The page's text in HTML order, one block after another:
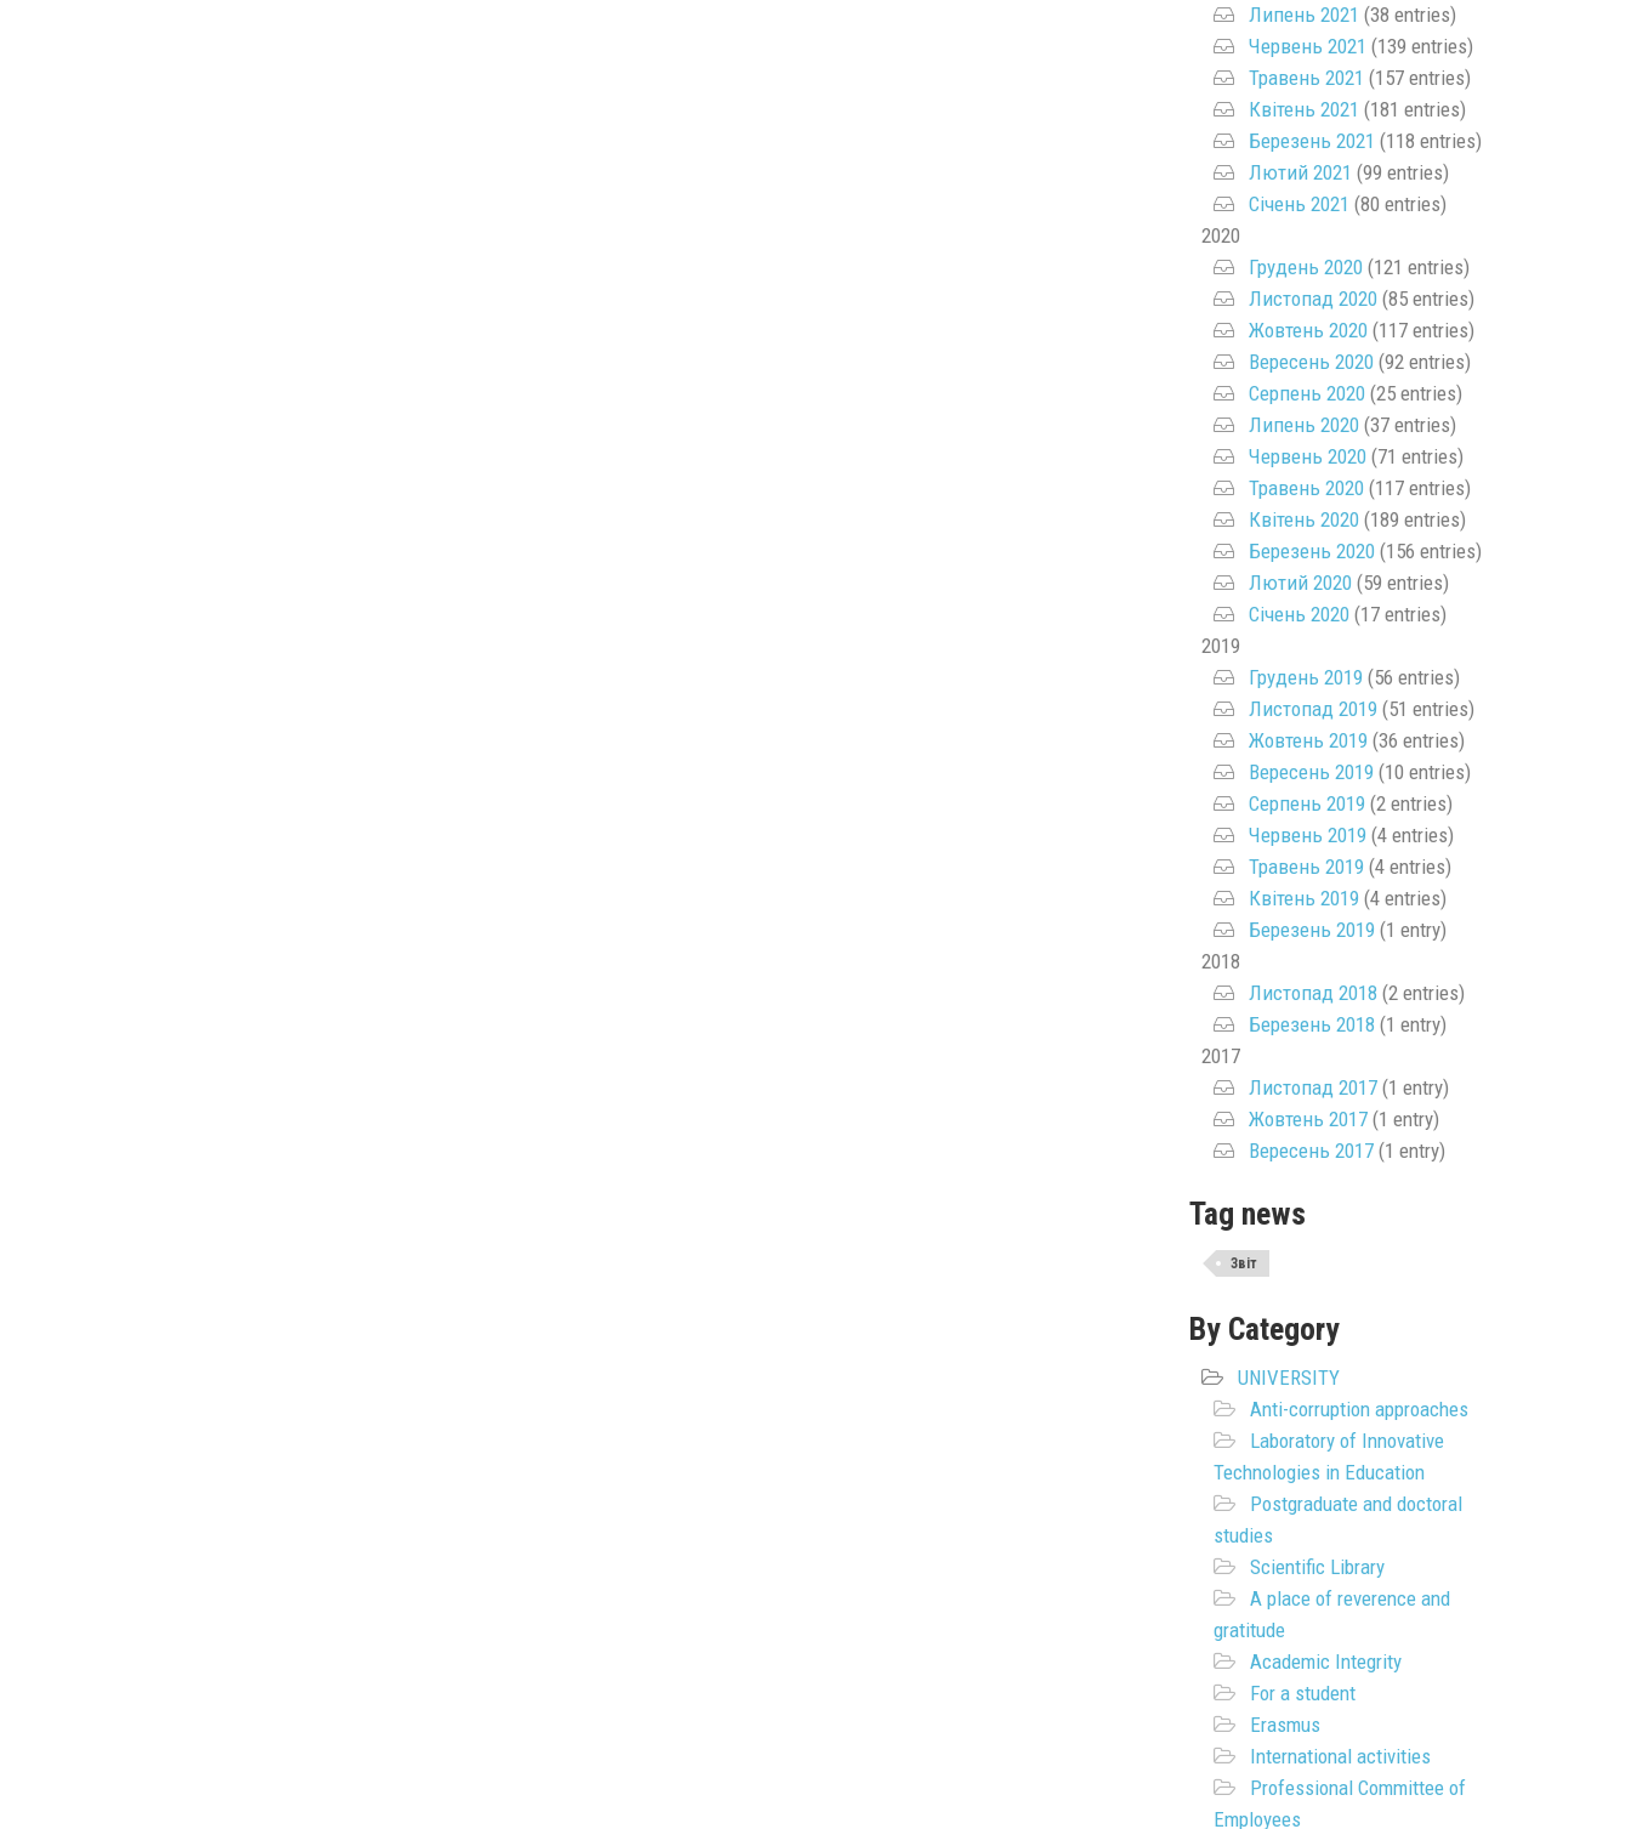
Липень 2021 (38 entries)
Червень 2021 (139 entries)
Травень 2021 (157 entries)
Квітень 2021 (181 entries)
Березень 2021 (118 entries)
Лютий 2021 (99 entries)
Січень 2021 (80 entries)
2020
Грудень 2020(121 entries)
Листопад 2020(85 entries)
Жовтень 2020(117 entries)
Вересень 2020(92 entries)
Серпень 2020(25 entries)
Липень 2020(37 entries)
Червень 2020(71 entries)
Травень 2020(117 entries)
Квітень 2020(189 entries)
Березень 2020(156 entries)
Лютий 2020(59 entries)
Січень 2020(17 entries)
2019
Грудень 2019 (56 entries)
Листопад 2019 (51 entries)
Жовтень 2019 (36 entries)
Вересень 2019 (10 entries)
Серпень 2019 (2 entries)
Червень 2019 (4 entries)
Травень 2019 (4 entries)
Квітень 2019 (4 entries)
Березень 2019 (1 entry)
2018
Листопад 2018 (2 entries)
Березень 2018 (1 entry)
2017
Листопад 2017(1 entry)
Жовтень 2017(1 entry)
Вересень 2017(1 entry)
Tag news
Звіт
By Category
UNIVERSITY
Anti-corruption approaches
Laboratory of Innovative
Technologies in Education
Postgraduate and doctoral
studies
Scientific Library
A place of reverence and
gratitude
Academic Integrity
For a student
Erasmus
International activities
Professional Committee of
Employees